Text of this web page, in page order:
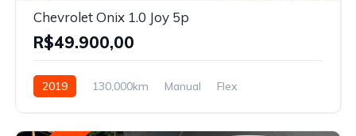
Chevrolet Onix 1.0 Joy 5p
R$49.900,00
2019 130,000km Manual Flex